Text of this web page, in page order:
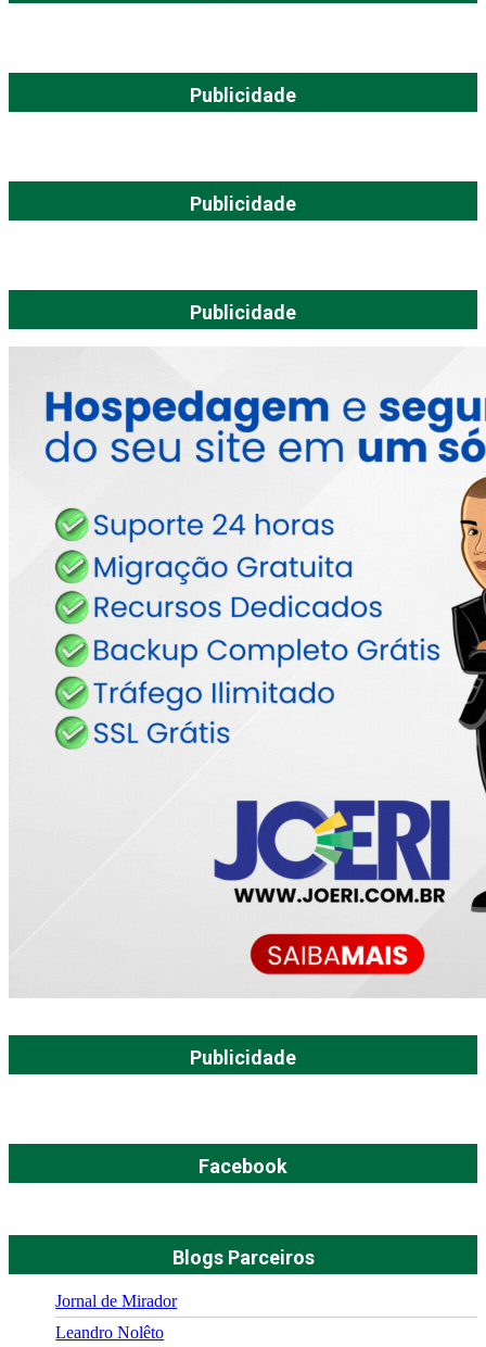
Publicidade
Publicidade
Publicidade
Publicidade
Facebook
Blogs Parceiros
Jornal de Mirador
Leandro Nolêto